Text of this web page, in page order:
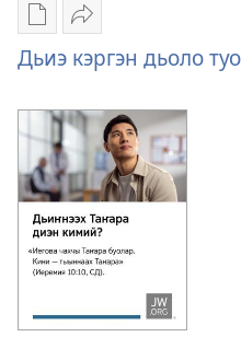
Публикациялар
электроннай
көрүҥнэрин
загрузкалара
Дьиэ
кэргэн
дьоло
туохтан
тутулуктааҕый?
Үллэстии
Дьиэ
кэргэн
дьоло
туохтан
тутулуктааҕый?
Дьиэ кэргэн дьоло